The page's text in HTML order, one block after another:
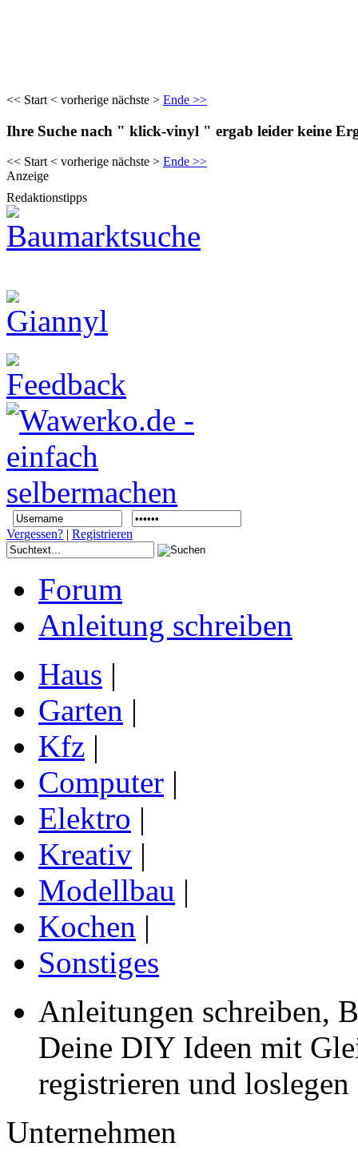
<< Start < vorherige nächste > Ende >>
Ihre Suche nach " klick-vinyl " ergab leider keine
<< Start < vorherige nächste > Ende >>
Anzeige
Redaktionstipps
Vergessen? | Registrieren
Forum
Anleitung schreiben
Haus |
Garten |
Kfz |
Computer |
Elektro |
Kreativ |
Modellbau |
Kochen |
Sonstiges
Anleitungen schreiben,
Deine DIY Ideen mit
registrieren und loslegen
Unternehmen